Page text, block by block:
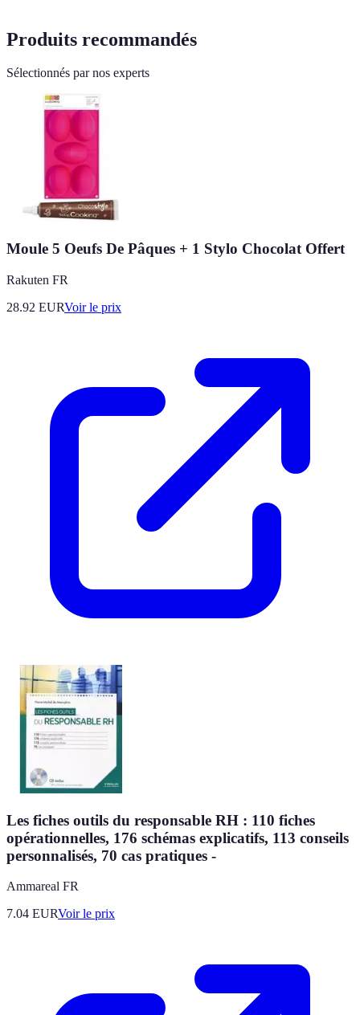
Produits recommandés
Sélectionnés par nos experts
Moule 5 Oeufs De Pâques + 1 Stylo Chocolat Offert
Rakuten FR
28.92 EURVoir le prix
Les fiches outils du responsable RH : 110 fiches
opérationnelles, 176 schémas explicatifs, 113 conseils
personnalisés, 70 cas pratiques -
Ammareal FR
7.04 EURVoir le prix